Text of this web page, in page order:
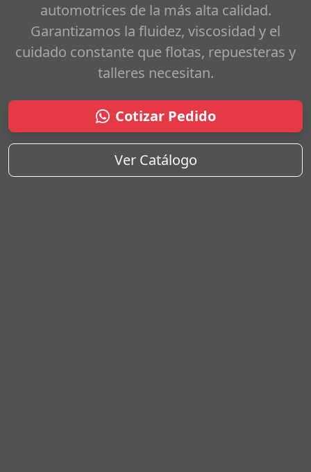
automotrices de la más alta calidad.
Garantizamos la fluidez, viscosidad y el
cuidado constante que flotas, repuesteras y
talleres necesitan.
Cotizar Pedido
Ver Catálogo